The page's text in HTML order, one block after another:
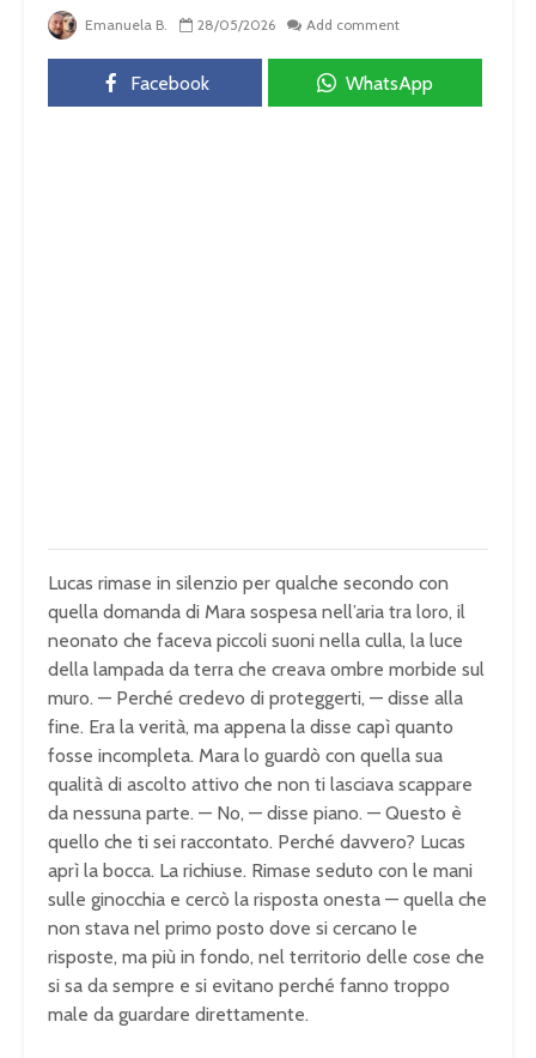
Emanuela B. 28/05/2026 Add comment
Facebook WhatsApp
Lucas rimase in silenzio per qualche secondo con
quella domanda di Mara sospesa nell’aria tra loro, il
neonato che faceva piccoli suoni nella culla, la luce
della lampada da terra che creava ombre morbide sul
muro. — Perché credevo di proteggerti, — disse alla
fine. Era la verità, ma appena la disse capì quanto
fosse incompleta. Mara lo guardò con quella sua
qualità di ascolto attivo che non ti lasciava scappare
da nessuna parte. — No, — disse piano. — Questo è
quello che ti sei raccontato. Perché davvero? Lucas
aprì la bocca. La richiuse. Rimase seduto con le mani
sulle ginocchia e cercò la risposta onesta — quella che
non stava nel primo posto dove si cercano le
risposte, ma più in fondo, nel territorio delle cose che
si sa da sempre e si evitano perché fanno troppo
male da guardare direttamente.